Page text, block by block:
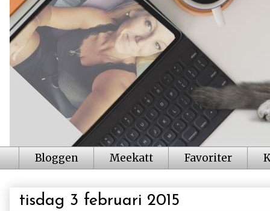
Bloggen Meekatt Favoriter
tisdag 3 februari 2015